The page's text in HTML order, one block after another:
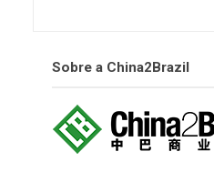
Sobre a China2Brazil